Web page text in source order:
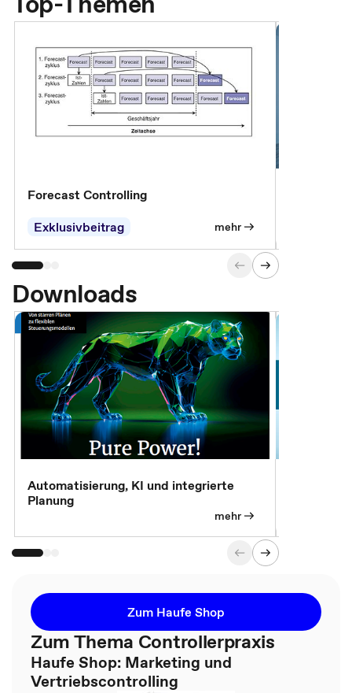
Forecast Controlling
Exklusivbeitrag
mehr
Downloads
Automatisierung, KI und integrierte
Planung
mehr
Zum Haufe Shop
Zum Thema Controllerpraxis
Haufe Shop: Marketing und
Vertriebscontrolling